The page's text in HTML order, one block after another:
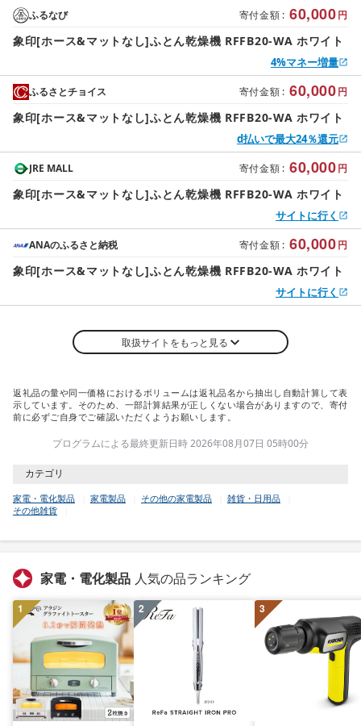
寄付金額 : 60,000円
ふるなび
象印[ホース&マットなし]ふとん乾燥機 RFFB20-WA ホワイト
4%マネー増量
寄付金額 : 60,000円
ふるさとチョイス
象印[ホース&マットなし]ふとん乾燥機 RFFB20-WA ホワイト
d払いで最大24％還元
寄付金額 : 60,000円
JRE MALL
象印[ホース&マットなし]ふとん乾燥機 RFFB20-WA ホワイト
サイトに行く
寄付金額 : 60,000円
ANAのふるさと納税
象印[ホース&マットなし]ふとん乾燥機 RFFB20-WA ホワイト
サイトに行く
取扱サイトをもっと見る
返礼品の量や同一価格におけるボリュームは返礼品名から抽出し自動計算して表
示しています。そのため、一部計算結果が正しくない場合がありますので、寄付
前に必ずご自身でご確認いただくようお願いします。
プログラムによる最終更新日時 2026年08月07日 05時00分
カテゴリ
家電・電化製品 家電製品 その他の家電製品
雑貨・日用品
その他雑貨
家電・電化製品 人気の品ランキング
1 2 3